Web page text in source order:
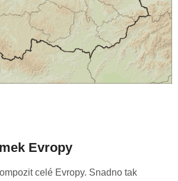
Evropy
celé Evropy. Snadno tak